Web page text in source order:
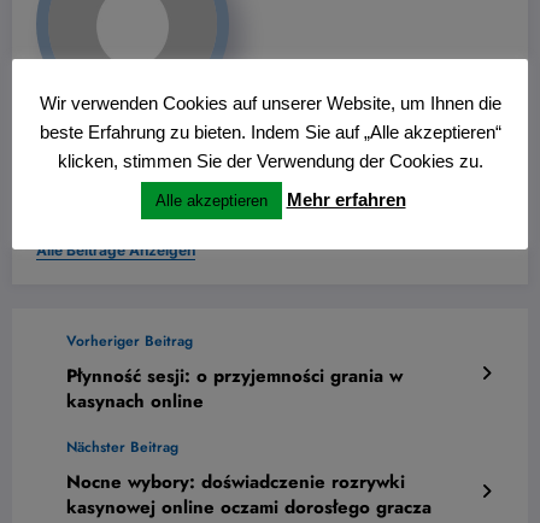
Wolfgang Thiemann
für den Bürgerfunk im Kreis Recklinghausen und im Kreis
Alle Beiträge Anzeigen
Vorheriger Beitrag
Płynność sesji: o przyjemności grania w
kasynach online
Nächster Beitrag
Nocne wybory: doświadczenie rozrywki
kasynowej online oczami dorosłego gracza
Wir verwenden Cookies auf unserer Website, um Ihnen die
beste Erfahrung zu bieten. Indem Sie auf „Alle akzeptieren“
klicken, stimmen Sie der Verwendung der Cookies zu.
Alle akzeptieren Mehr erfahren